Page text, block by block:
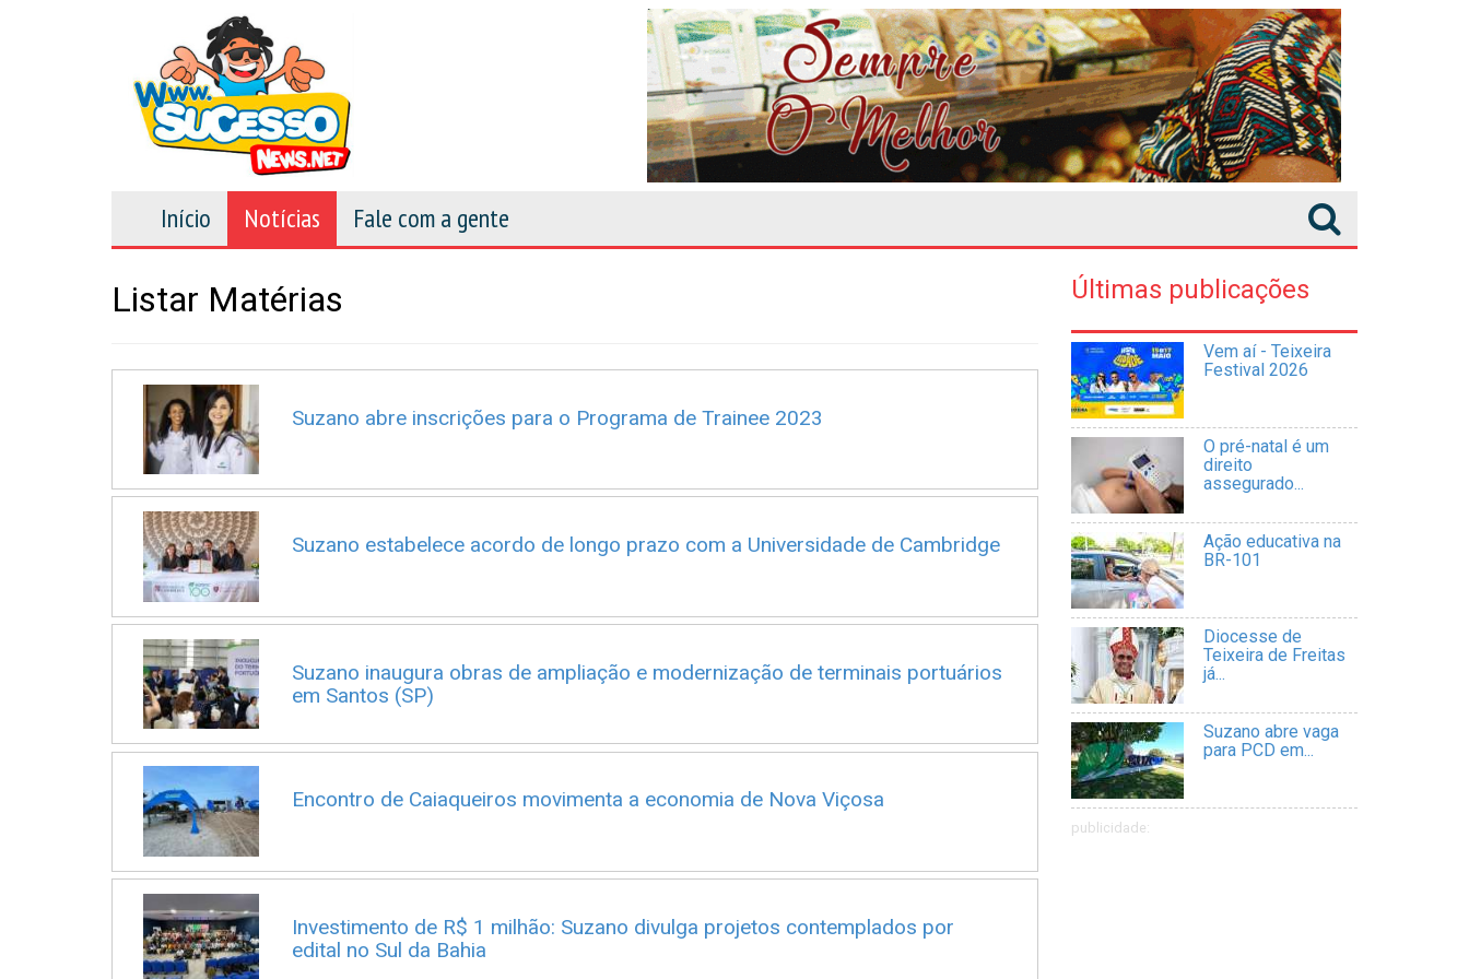
Início Notícias Fale com a gente
Listar Matérias
Suzano abre inscrições para o Programa de Trainee 2023
Suzano estabelece acordo de longo prazo com a Universidade de Cambridge
Suzano inaugura obras de ampliação e modernização de terminais portuários
em Santos (SP)
Encontro de Caiaqueiros movimenta a economia de Nova Viçosa
Investimento de R$ 1 milhão: Suzano divulga projetos contemplados por
edital no Sul da Bahia
Últimas publicações
Vem aí - Teixeira
Festival 2026
O pré-natal é um
direito
assegurado...
Ação educativa na
BR-101
Diocesse de
Teixeira de Freitas
já...
Suzano abre vaga
para PCD em...
publicidade: